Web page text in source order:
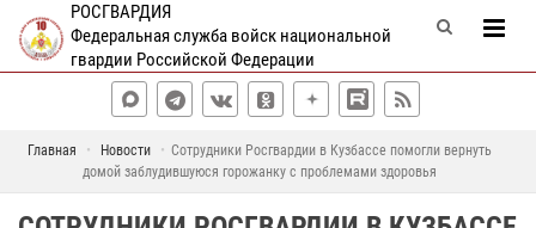
РОСГВАРДИЯ
Федеральная служба войск национальной
гвардии Российской Федерации
Главная Новости
Сотрудники Росгвардии в Кузбассе помогли вернуть
домой заблудившуюся горожанку с проблемами здоровья